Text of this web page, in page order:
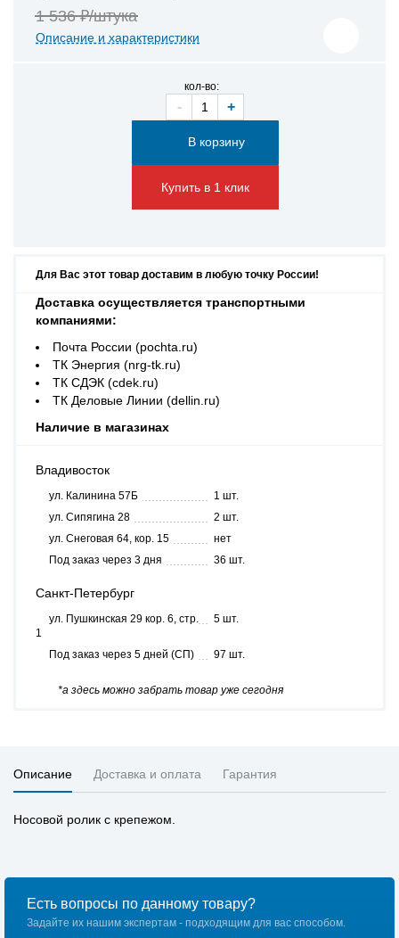
1 536 ₽/штука
Описание и характеристики
кол-во:
- +
Купить в 1 клик
Для Вас этот товар доставим в любую точку России!
Доставка осуществляется транспортными
компаниями:
Почта России (pochta.ru)
ТК Энергия (nrg-tk.ru)
ТК СДЭК (cdek.ru)
ТК Деловые Линии (dellin.ru)
Наличие в магазинах
Владивосток
ул. Калинина 57Б
1 шт.
ул. Сипягина 28
2 шт.
ул. Снеговая 64, кор. 15
нет
Под заказ через 3 дня
36 шт.
Санкт-Петербург
ул. Пушкинская 29 кор. 6, стр.
1
5 шт.
Под заказ через 5 дней (СП) 97 шт.
*а здесь можно забрать товар уже сегодня
Описание Доставка и оплата Гарантия
Носовой ролик с крепежом.
Есть вопросы по данному товару?
Задайте их нашим экспертам - подходящим для вас способом.